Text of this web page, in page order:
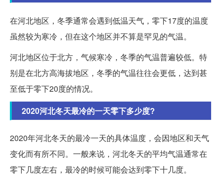
在河北地区，冬季通常会遇到低温天气，零下17度的温度
虽然较为寒冷，但在这个地区并不算是罕见的气温。
河北地区位于北方，气候寒冷，冬季的气温普遍较低。特
别是在北方高海拔地区，冬季的气温往往会更低，达到甚
至低于零下20度的情况。
2020河北冬天最冷的一天零下多少度?
2020年河北冬天的最冷一天的具体温度，会因地区和天气
变化而有所不同。一般来说，河北冬天的平均气温通常在
零下几度左右，最冷的时候可能会达到零下十几度。